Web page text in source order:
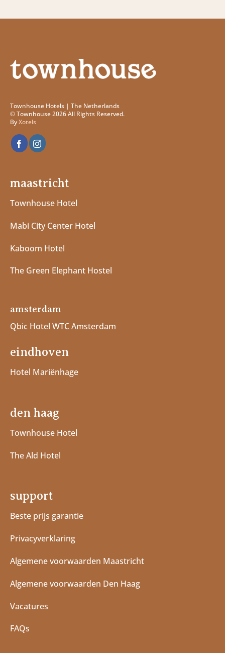
Townhouse Hotels | The Netherlands
© Townhouse 2026 All Rights Reserved.
ByXotels
maastricht
Townhouse Hotel
Mabi City Center Hotel
Kaboom Hotel
The Green Elephant Hostel
amsterdam
Qbic Hotel WTC Amsterdam
eindhoven
Hotel Mariënhage
den haag
Townhouse Hotel
The Ald Hotel
support
Beste prijs garantie
Privacyverklaring
Algemene voorwaarden Maastricht
Algemene voorwaarden Den Haag
Vacatures
FAQs